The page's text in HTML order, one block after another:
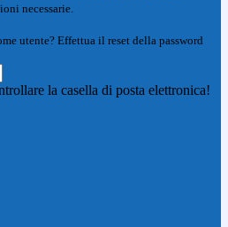
necessarie.
utente? Effettua il reset della password
la casella di posta elettronica!